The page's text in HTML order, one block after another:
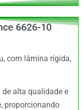
6626-10
com lâmina rígida,
alta qualidade e
proporcionando